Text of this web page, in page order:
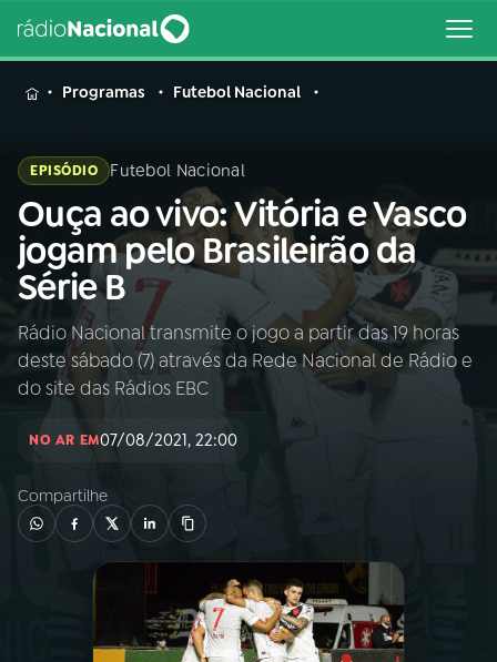
MENU
Buscar
na
Rádio
Nacional
Buscar
AO VIVO
PROGRAMAS
Programas Futebol Nacional
EPISÓDIO Futebol Nacional
Ouça ao vivo: Vitória e Vasco
jogam pelo Brasileirão da
Série B
Rádio Nacional transmite o jogo a partir das 19 horas
deste sábado (7) através da Rede Nacional de Rádio e
do site das Rádios EBC
NO AR EM07/08/2021, 22:00
Compartilhe